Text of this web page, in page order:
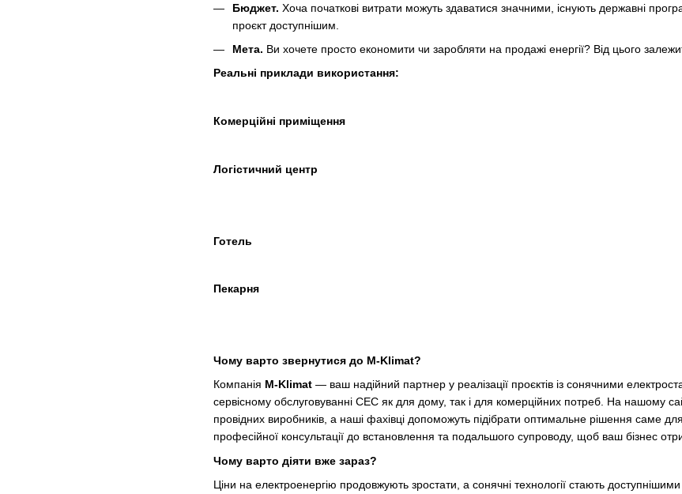
Бюджет. Хоча початкові витрати можуть здаватися значними, існують державні
проєкт доступнішим.
Мета. Ви хочете просто економити чи заробляти на продажі енергії? Від цього
Реальні приклади використання:
Комерційні приміщення
Логістичний центр
Готель
Пекарня
Чому варто звернутися до M-Klimat?
Компанія M-Klimat — ваш надійний партнер у реалізації проєктів із сонячними
сервісному обслуговуванні СЕС як для дому, так і для комерційних потреб. На нашому
провідних виробників, а наші фахівці допоможуть підібрати оптимальне рішення саме
професійної консультації до встановлення та подальшого супроводу, щоб ваш бізнес
Чому варто діяти вже зараз?
Ціни на електроенергію продовжують зростати, а сонячні технології стають